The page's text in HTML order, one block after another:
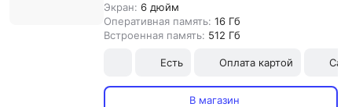
Экран: 6 дюйм
Оперативная память: 16 Гб
Встроенная память: 512 Гб
Есть Оплата картой
В магазин